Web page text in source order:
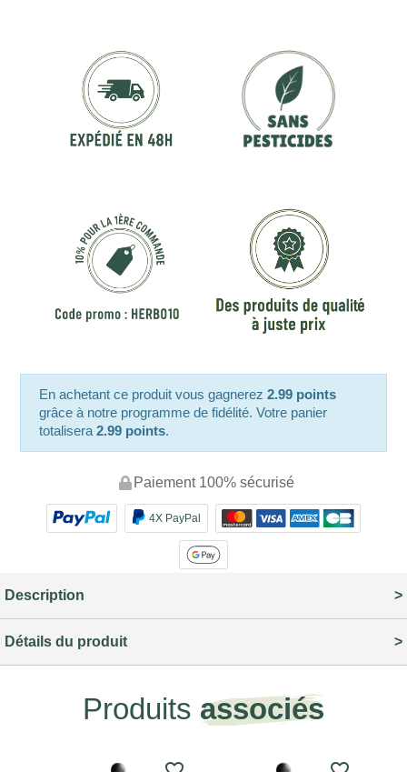
En achetant ce produit vous gagnerez2.99 points
grâce à notre programme de fidélité. Votre panier
totalisera2.99 points.
Paiement 100% sécurisé
4X PayPal
Description
Détails du produit
Produits associés